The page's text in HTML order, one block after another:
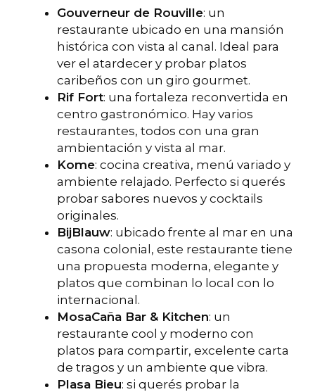
Gouverneur de Rouville: un
restaurante ubicado en una mansión
histórica con vista al canal. Ideal para
ver el atardecer y probar platos
caribeños con un giro gourmet.
Rif Fort: una fortaleza reconvertida en
centro gastronómico. Hay varios
restaurantes, todos con una gran
ambientación y vista al mar.
Kome: cocina creativa, menú variado y
ambiente relajado. Perfecto si querés
probar sabores nuevos y cocktails
originales.
BijBlauw: ubicado frente al mar en una
casona colonial, este restaurante tiene
una propuesta moderna, elegante y
platos que combinan lo local con lo
internacional.
MosaCaña Bar & Kitchen: un
restaurante cool y moderno con
platos para compartir, excelente carta
de tragos y un ambiente que vibra.
Plasa Bieu: si querés probar la